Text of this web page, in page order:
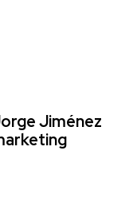
Jiménez